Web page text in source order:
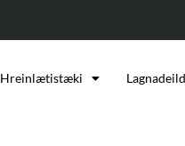
Hreinlætistæki Lagnadeild